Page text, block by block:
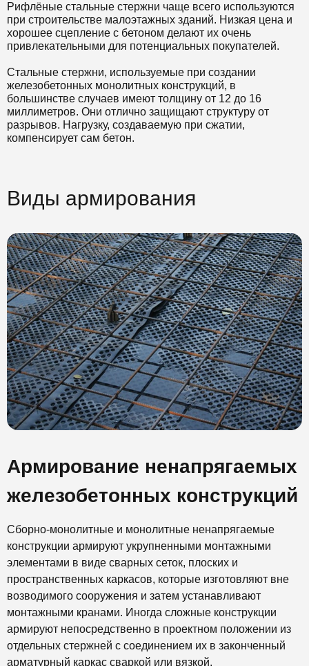
Рифлёные стальные стержни чаще всего используются
при строительстве малоэтажных зданий. Низкая цена и
хорошее сцепление с бетоном делают их очень
привлекательными для потенциальных покупателей.
Стальные стержни, используемые при создании
железобетонных монолитных конструкций, в
большинстве случаев имеют толщину от 12 до 16
миллиметров. Они отлично защищают структуру от
разрывов. Нагрузку, создаваемую при сжатии,
компенсирует сам бетон.
Виды армирования
Армирование ненапрягаемых
железобетонных конструкций
Сборно-монолитные и монолитные ненапрягаемые
конструкции армируют укрупненными монтажными
элементами в виде сварных сеток, плоских и
пространственных каркасов, которые изготовляют вне
возводимого сооружения и затем устанавливают
монтажными кранами. Иногда сложные конструкции
армируют непосредственно в проектном положении из
отдельных стержней с соединением их в законченный
арматурный каркас сваркой или вязкой.